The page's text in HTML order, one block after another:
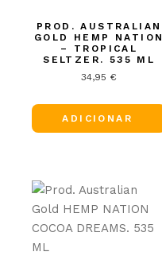
PROD. AUSTRALIAN
GOLD HEMP NATION
– TROPICAL
SELTZER. 535 ML
34,95 €
ADICIONAR